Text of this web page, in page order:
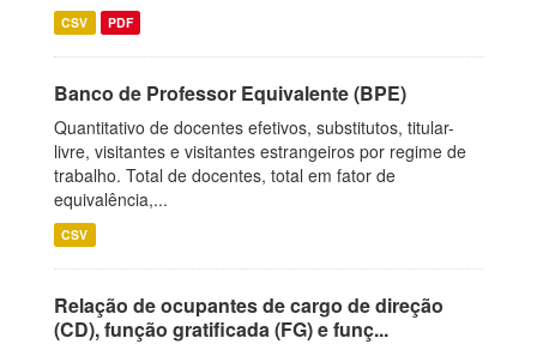
CSV PDF
Banco de Professor Equivalente (BPE)
Quantitativo de docentes efetivos, substitutos, titular-
livre, visitantes e visitantes estrangeiros por regime de
trabalho. Total de docentes, total em fator de
equivalência,...
CSV
Relação de ocupantes de cargo de direção
(CD), função gratificada (FG) e funç...